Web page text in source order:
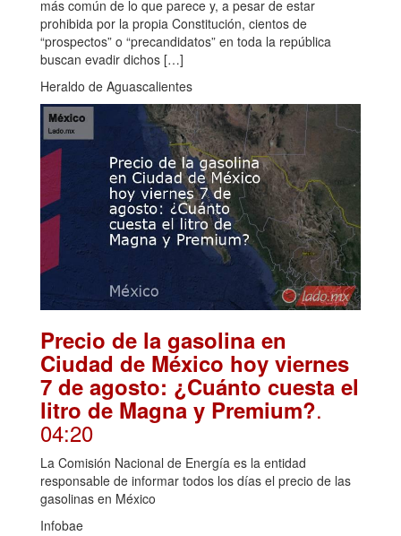
más común de lo que parece y, a pesar de estar
prohibida por la propia Constitución, cientos de
“prospectos” o “precandidatos” en toda la república
buscan evadir dichos […]
Heraldo de Aguascalientes
Precio de la gasolina en
Ciudad de México hoy viernes
7 de agosto: ¿Cuánto cuesta el
litro de Magna y Premium?.
04:20
La Comisión Nacional de Energía es la entidad
responsable de informar todos los días el precio de las
gasolinas en México
Infobae